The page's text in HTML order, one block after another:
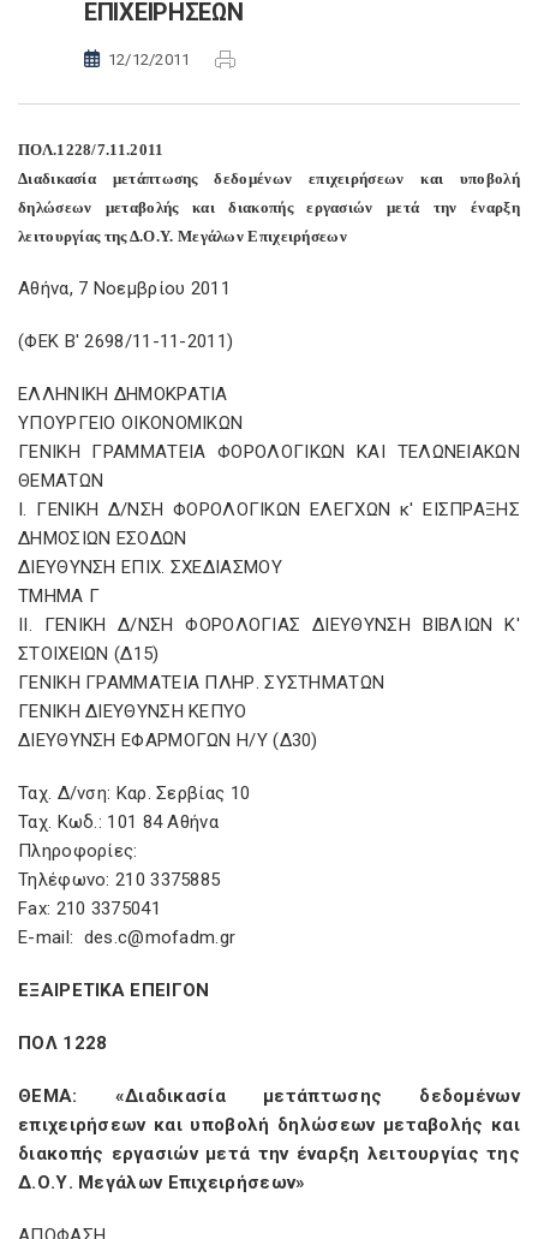
ΕΠΙΧΕΙΡΗΣΕΩΝ
12/12/2011
ΠΟΛ.1228/7.11.2011
Διαδικασία μετάπτωσης δεδομένων επιχειρήσεων και υποβολή
δηλώσεων μεταβολής και διακοπής εργασιών μετά την έναρξη
λειτουργίας της Δ.Ο.Υ. Μεγάλων Επιχειρήσεων
Αθήνα, 7 Νοεμβρίου 2011
(ΦΕΚ Β' 2698/11-11-2011)
ΕΛΛΗΝΙΚΗ ΔΗΜΟΚΡΑΤΙΑ
ΥΠΟΥΡΓΕΙΟ ΟΙΚΟΝΟΜΙΚΩΝ
ΓΕΝΙΚΗ ΓΡΑΜΜΑΤΕΙΑ ΦΟΡΟΛΟΓΙΚΩΝ ΚΑΙ ΤΕΛΩΝΕΙΑΚΩΝ
ΘEMΑΤΩΝ
I. ΓΕΝΙΚΗ Δ/ΝΣΗ ΦΟΡΟΛΟΓΙΚΩΝ ΕΛΕΓΧΩΝ κ' ΕΙΣΠΡΑΞΗΣ
ΔΗΜΟΣΙΩΝ ΕΣΟΔΩΝ
ΔΙΕΥΘΥΝΣΗ ΕΠΙΧ. ΣΧΕΔΙΑΣΜΟΥ
ΤΜΗΜΑ Γ
II. ΓΕΝΙΚΗ Δ/ΝΣΗ ΦΟΡΟΛΟΓΙΑΣ ΔΙΕΥΘΥΝΣΗ ΒΙΒΛΙΩΝ Κ'
ΣΤΟΙΧΕΙΩΝ (Δ15)
ΓΕΝΙΚΗ ΓΡΑΜΜΑΤΕΙΑ ΠΛΗΡ. ΣΥΣΤΗΜΑΤΩΝ
ΓΕΝΙΚΗ ΔΙΕΥΘΥΝΣΗ ΚΕΠΥΟ
ΔΙΕΥΘΥΝΣΗ ΕΦΑΡΜΟΓΩΝ Η/Υ (Δ30)
Ταχ. Δ/νση: Καρ. Σερβίας 10
Ταχ. Κωδ.: 101 84 Αθήνα
Πληροφορίες:
Τηλέφωνο: 210 3375885
Fax: 210 3375041
E-mail: des.c@mofadm.gr
ΕΞΑΙΡΕΤΙΚΑ ΕΠΕΙΓΟΝ
ΠΟΛ 1228
ΘΕΜΑ: «Διαδικασία μετάπτωσης δεδομένων
επιχειρήσεων και υποβολή δηλώσεων μεταβολής και
διακοπής εργασιών μετά την έναρξη λειτουργίας της
Δ.Ο.Υ. Μεγάλων Επιχειρήσεων»